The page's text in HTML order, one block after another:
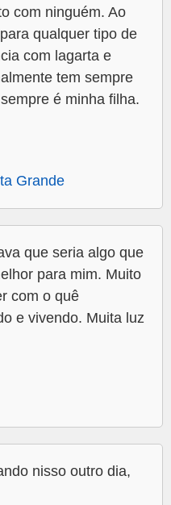
com ninguém. Ao
qualquer tipo de
com lagarta e
tem sempre
é minha filha.
Grande
que seria algo que
para mim. Muito
com o quê
e vivendo. Muita luz
nisso outro dia,